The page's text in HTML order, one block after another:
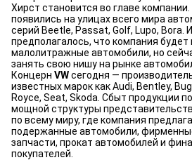
Хирст становится во главе
появились на улицах всего мира
серий Beetle, Passat, Golf, Lupo, Bora.
предполагалось, что компания будет
малолитражные автомобили, но
занять свою нишу на рынке
Концерн VWсегодня —
известных марок как Audi, Bentley,
Royce, Seat, Skoda. Сбыт продукции
мощной структуры
по всему миру, где компания
подержанные автомобили,
запчасти, прокат автомобилей и
покупателей.